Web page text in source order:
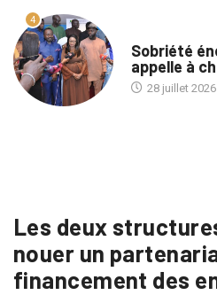
4
Sobriété
appelle à
28 juillet 2026
Les deux
nouer un
financement des